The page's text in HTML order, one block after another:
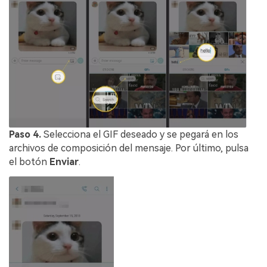
Paso 4. Selecciona el GIF deseado y se pegará en los
archivos de composición del mensaje. Por último, pulsa
el botón Enviar.